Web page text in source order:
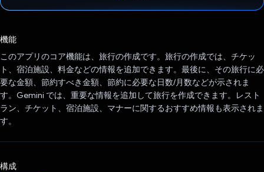
機能
このアプリのコア機能は、旅行の作成です。旅行の作成では、チケッ
ト、宿泊施設、料金などの情報を追加できます。最後に、その旅行に必
要な金額、節約すべき金額、節約に必要な日数/月数などが示されま
す。Gemini では、重要な情報を追加して旅行を作成できます。レスト
ラン、チケット、宿泊施設、マナーに関するおすすめ情報も表示されま
す。
構成